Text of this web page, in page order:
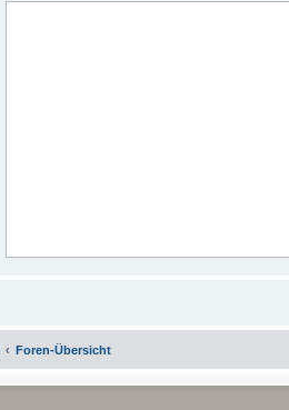
Foren-Übersicht